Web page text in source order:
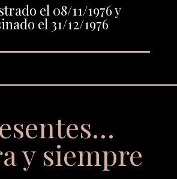
el 08/11/1976 y
el 31/12/1976
y siempre